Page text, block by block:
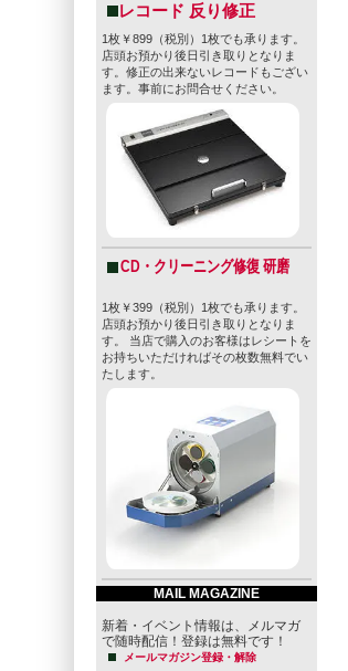
レコード 反り修正
1枚￥899（税別）1枚でも承ります。
店頭お預かり後日引き取りとなりま
す。修正の出来ないレコードもござい
ます。事前にお問合せください。
CD・クリーニング修復 研磨
1枚￥399（税別）1枚でも承ります。
店頭お預かり後日引き取りとなりま
す。 当店で購入のお客様はレシートを
お持ちいただければその枚数無料でい
たします。
MAIL MAGAZINE
新着・イベント情報は、メルマガ
で随時配信！登録は無料です！
メールマガジン登録・解除